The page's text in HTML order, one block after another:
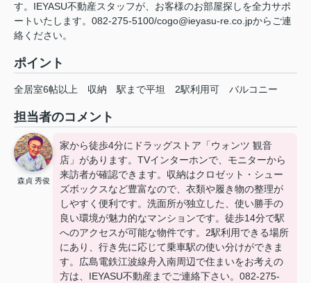
す。IEYASU不動産スタッフが、お客様のお部屋探しを全力サポ
ートいたします。082-275-5100/cogo@ieyasu-re.co.jpからご連
絡ください。
ポイント
全居室6帖以上 収納 駅まで平坦 2駅利用可 バルコニー
担当者のコメント
森貞 秀俊
家から徒歩4分にドラッグストア「ウォンツ 観音
店」があります。TVインターホンで、モニターから
来訪者が確認できます。収納はクロゼット・シュー
ズボックスなど豊富なので、衣類や履き物の整理が
しやすく便利です。洗面所が独立した、使い勝手の
良い環境が魅力的なマンションです。徒歩14分で駅
へのアクセスが可能な物件です。2駅利用できる場所
にあり、行き先に応じて乗車駅の使い分けができま
す。広島電鉄江波線舟入南周辺で住まいをお考えの
方は、IEYASU不動産までご連絡下さい。082-275-